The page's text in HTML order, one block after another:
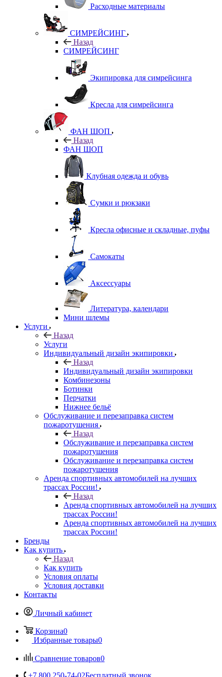
Расходные материалы
СИМРЕЙСИНГ
Назад
СИМРЕЙСИНГ
Экипировка для симрейсинга
Кресла для симрейсинга
ФАН ШОП
Назад
ФАН ШОП
Клубная одежда и обувь
Сумки и рюкзаки
Кресла офисные и складные, пуфы
Самокаты
Аксессуары
Литература, календари
Мини шлемы
Услуги
Назад
Услуги
Индивидуальный дизайн экипировки
Назад
Индивидуальный дизайн экипировки
Комбинезоны
Ботинки
Перчатки
Нижнее бельё
Обслуживание и перезаправка систем
пожаротушения
Назад
Обслуживание и перезаправка систем
пожаротушения
Обслуживание и перезаправка систем
пожаротушения
Аренда спортивных автомобилей на лучших
трассах России!
Назад
Аренда спортивных автомобилей на лучших
трассах России!
Аренда спортивных автомобилей на лучших
трассах России!
Бренды
Как купить
Назад
Как купить
Условия оплаты
Условия доставки
Контакты
Личный кабинет
Корзина0
Избранные товары0
Сравнение товаров0
+7 800 250-74-02Бесплатный звонок